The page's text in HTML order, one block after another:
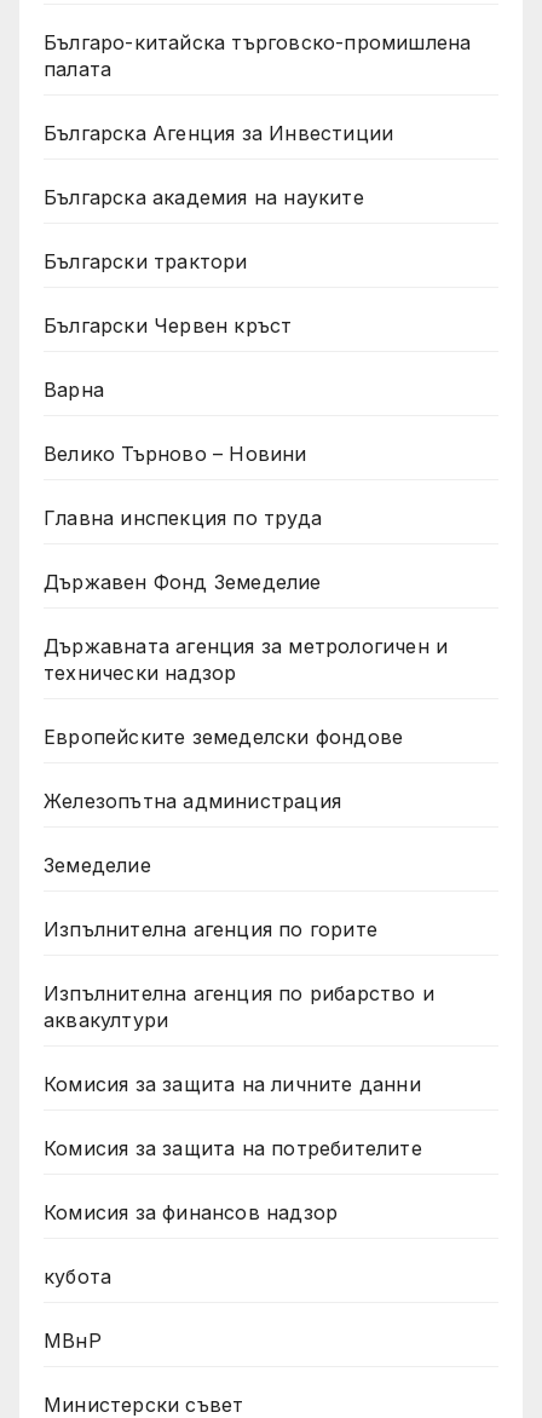
Българо-китайска търговско-промишлена
палата
Българска Агенция за Инвестиции
Българска академия на науките
Български трактори
Български Червен кръст
Варна
Велико Търново – Новини
Главна инспекция по труда
Държавен Фонд Земеделие
Държавната агенция за метрологичен и
технически надзор
Европейските земеделски фондове
Железопътна администрация
Земеделие
Изпълнителна агенция по горите
Изпълнителна агенция по рибарство и
аквакултури
Комисия за защита на личните данни
Комисия за защита на потребителите
Комисия за финансов надзор
кубота
МВнР
Министерски съвет